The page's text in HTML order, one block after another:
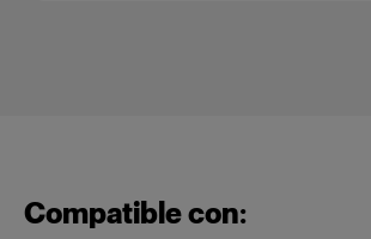
Compatible con: